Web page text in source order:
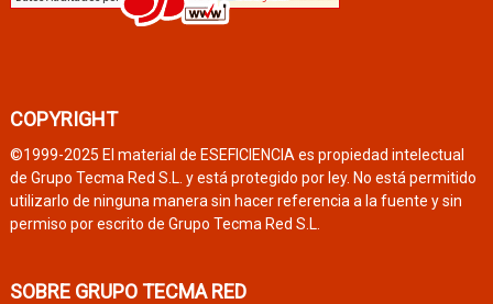
COPYRIGHT
©1999-2025 El material de ESEFICIENCIA es propiedad intelectual
de Grupo Tecma Red S.L. y está protegido por ley. No está permitido
utilizarlo de ninguna manera sin hacer referencia a la fuente y sin
permiso por escrito de Grupo Tecma Red S.L.
SOBRE GRUPO TECMA RED